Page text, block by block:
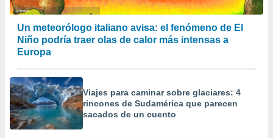
o a través
de
de
de
e
Un meteorólogo italiano avisa: el fenómeno de El
Niño podría traer olas de calor más intensas a
Europa
Viajes para caminar sobre glaciares: 4
rincones de Sudamérica que parecen
sacados de un cuento